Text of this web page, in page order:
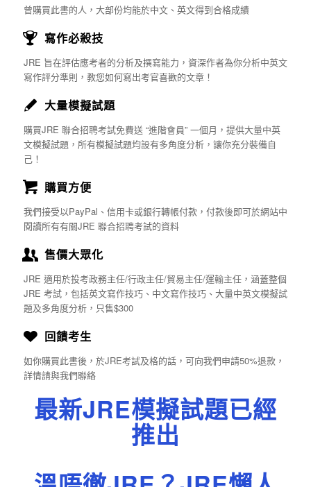
曾購買此書的人，大部份均能於中文、英文得到合格成績
寫作必殺技
JRE 旨在評估應考者的分析及撰寫能力，資深作者為你分析中英文
寫作評分準則，教您如何寫出考官喜歡的文章！
大量模擬試題
購買JRE 聯合招聘考試免費送 “進階會員” 一個月，提供大量中英
文模擬試題，所有模擬試題均設有多角度分析，讓你充分裝備自
己！
購買方便
我們接受以PayPal、信用卡或銀行轉帳付款，付款後即可於網站中
閱讀所有有關JRE 聯合招聘考試的資料
售價大眾化
JRE 適用於投考政務主任/行政主任/貿易主任/運輸主任，涵蓋整個
JRE 考試，包括英文寫作技巧、中文寫作技巧、大量中英文模擬試
題及多角度分析，只售$300
回饋考生
如你購買此書後，於JRE考試及格的話，可向我們申請50%退款，
詳情請與我們聯絡
最新JRE模擬試題已經
推出